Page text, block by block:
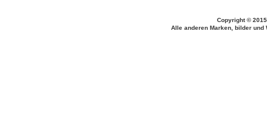
Copyright ©
Alle anderen Marken, bilder und